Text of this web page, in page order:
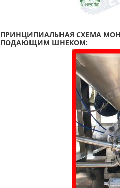
ПРИНЦИПИАЛЬНАЯ СХЕМА
ПОДАЮЩИМ ШНЕКОМ: